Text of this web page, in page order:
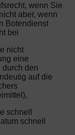
wenn Sie
aber, wenn
Botendienst
bei
nicht
eine
den
auf die
schnell
schnell